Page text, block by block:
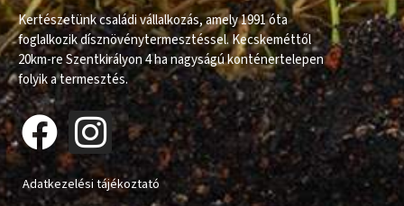
Kertészetünk családi vállalkozás, amely 1991 óta
foglalkozik dísznövénytermesztéssel. Kecskeméttől
20km-re Szentkirályon 4 ha nagyságú konténertelepen
folyik a termesztés.
Adatkezelési tájékoztató